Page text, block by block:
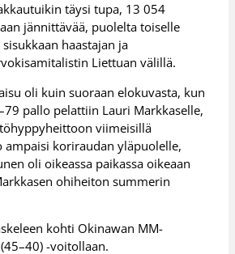
täysi tupa, 13 054
jännittävää, puolelta toiselle
haastajan ja
Liettuan välillä.
oli kuin suoraan elokuvasta, kun
pallo pelattiin Lauri Markkaselle,
viimeisillä
ampaisi koriraudan yläpuolelle,
oli oikeassa paikassa oikeaan
ohiheiton summerin
kohti Okinawan MM-
-voitollaan.